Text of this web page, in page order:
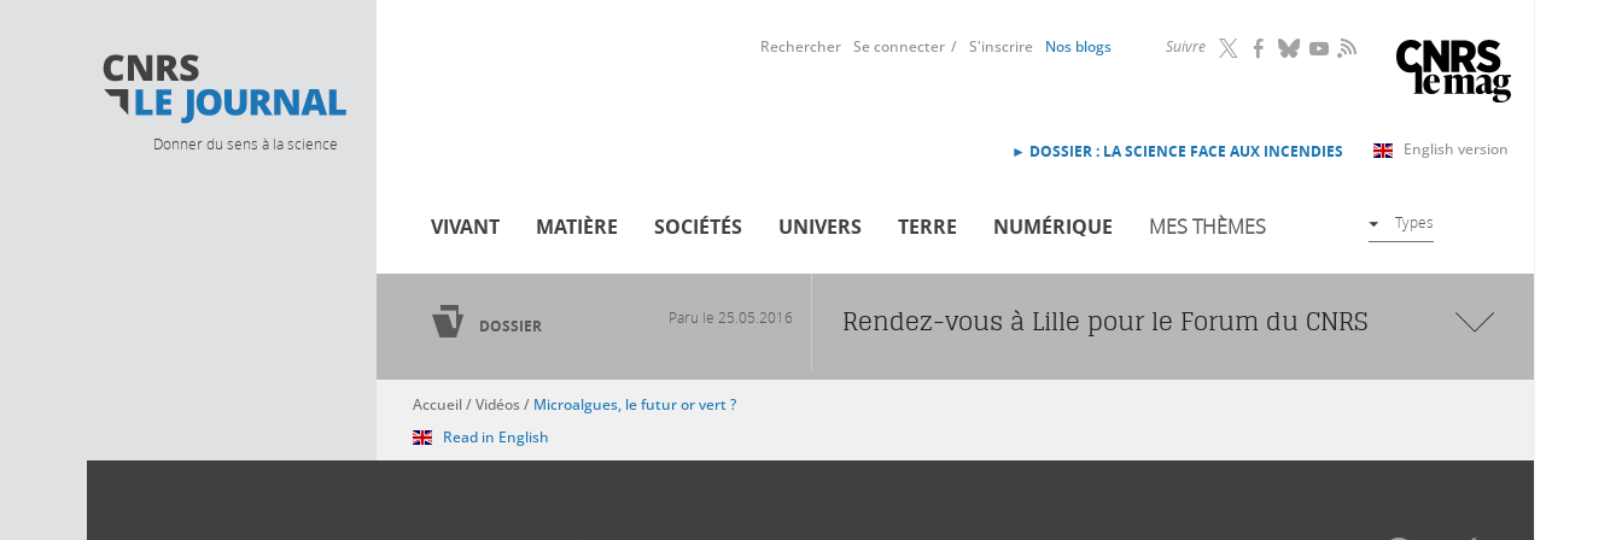
Donner du sens à la science
Suivre RSS
Rechercher Se connecter S'inscrire Nos blogs
English version
► DOSSIER : LA SCIENCE FACE AUX INCENDIES
VIVANT MATIÈRE SOCIÉTÉS UNIVERS TERRE NUMÉRIQUE MES THÈMES Types
DOSSIER Paru le 25.05.2016 Rendez-vous à Lille pour le Forum du CNRS
Vous êtes ici
Accueil/Vidéos/ Microalgues, le futur or vert ?
Read in English